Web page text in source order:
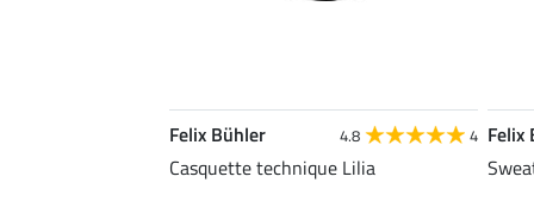
Felix Bühler 4.8 4
Casquette technique Lilia
Felix